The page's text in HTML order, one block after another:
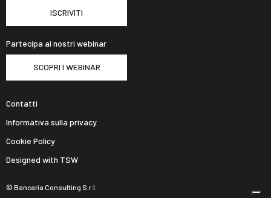
ISCRIVITI
Partecipa ai nostri webinar
SCOPRI I WEBINAR
© Bancaria Consulting S.r.l.
Contatti
Informativa sulla privacy
Cookie Policy
Designed with TSW